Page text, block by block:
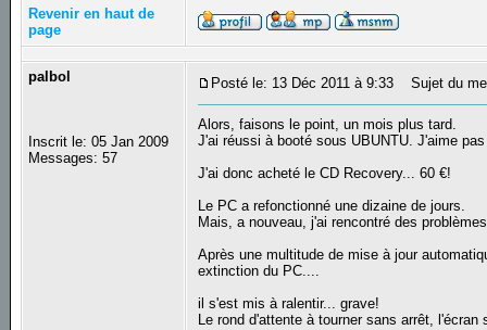
Revenir en haut de
page
palbol
Inscrit le: 05 Jan 2009
Messages: 57
Posté le: 13 Déc 2011 à 9:33 Sujet du
Alors, faisons le point, un mois plus tard.
J'ai réussi à booté sous UBUNTU. J'aime
J'ai donc acheté le CD Recovery... 60 €!
Le PC a refonctionné une dizaine de jours.
Mais, a nouveau, j'ai rencontré des
Après une multitude de mise à jour
extinction du PC....
il s'est mis à ralentir... grave!
Le rond d'attente à tourner sans arrêt, l'écran